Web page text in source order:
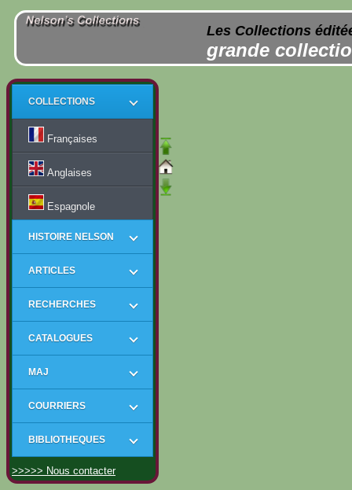
Les Collections
grande
COLLECTIONS
Françaises
Anglaises
Espagnole
HISTOIRE NELSON
ARTICLES
RECHERCHES
CATALOGUES
MAJ
COURRIERS
BIBLIOTHEQUES
>>>>> Nous contacter